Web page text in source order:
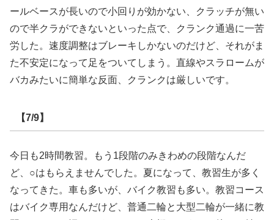
ールベースが長いので小回りが効かない、クラッチが無い
ので半クラができないといった点で、クランク通過に一苦
労した。速度調整はブレーキしかないのだけど、それがま
た不安定になって足をついてしまう。直線やスラロームが
バカみたいに簡単な反面、クランクは厳しいです。
【7/9】
今日も2時間教習。もう1段階のみきわめの段階なんだ
ど、○はもらえませんでした。夏になって、教習生が多く
なってきた。車も多いが、バイク教習も多い。教習コース
はバイク専用なんだけど、普通二輪と大型二輪が一緒に教